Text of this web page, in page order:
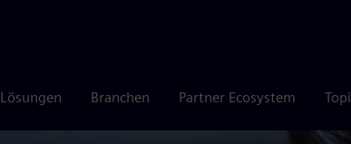
Lösungen Branchen Partner Ecosystem